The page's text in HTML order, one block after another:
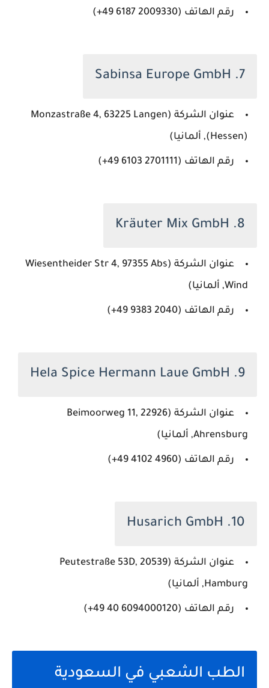
رقم الهاتف (‏‪+49 6187 2009330‬‏)
7. Sabinsa Europe GmbH
عنوان الشركة (Monzastraße 4, 63225 Langen
(Hessen), ألمانيا)
رقم الهاتف (‏‪+49 6103 2701111‬‏)
8. Kräuter Mix GmbH
عنوان الشركة (Wiesentheider Str 4, 97355 Abs
Wind, ألمانيا)
رقم الهاتف (‏‪+49 9383 2040‬‏)
9. Hela Spice Hermann Laue GmbH
عنوان الشركة (Beimoorweg 11, 22926
Ahrensburg, ألمانيا)
رقم الهاتف (‏‪+49 4102 4960‬‏)
10. Husarich GmbH
عنوان الشركة (Peutestraße 53D, 20539
Hamburg, ألمانيا)
رقم الهاتف (‏‪+49 40 6094000120‬‏)
الطب الشعبي في السعودية